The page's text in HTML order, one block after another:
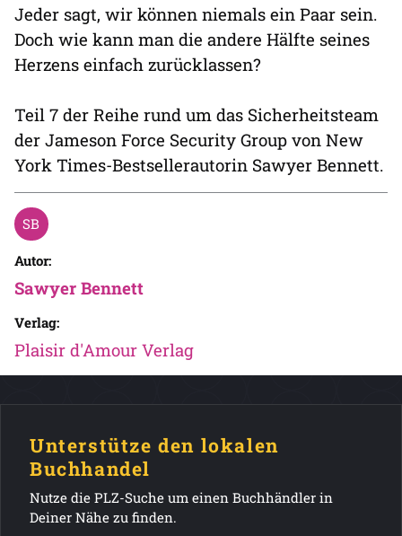
Jeder sagt, wir können niemals ein Paar sein.
Doch wie kann man die andere Hälfte seines
Herzens einfach zurücklassen?
Teil 7 der Reihe rund um das Sicherheitsteam
der Jameson Force Security Group von New
York Times-Bestsellerautorin Sawyer Bennett.
Autor:
Sawyer Bennett
Verlag:
Plaisir d'Amour Verlag
Unterstütze den lokalen
Buchhandel
Nutze die PLZ-Suche um einen Buchhändler in
Deiner Nähe zu finden.